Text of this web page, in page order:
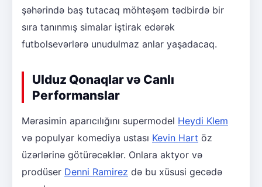
şəhərində baş tutacaq möhtəşəm tədbirdə bir
sıra tanınmış simalar iştirak edərək
futbolsevərlərə unudulmaz anlar yaşadacaq.
Ulduz Qonaqlar və Canlı
Performanslar
Mərasimin aparıcılığını supermodel Heydi Klem
və populyar komediya ustası Kevin Hart öz
üzərlərinə götürəcəklər. Onlara aktyor və
prodüser Denni Ramirez də bu xüsusi gecədə